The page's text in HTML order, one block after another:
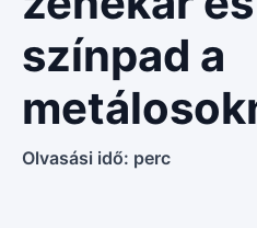
színpad a
Olvasási idő: perc